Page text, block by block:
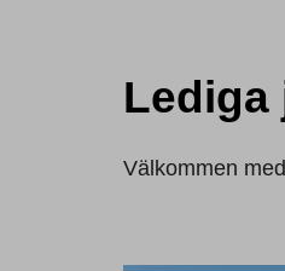
Lediga
Välkommen